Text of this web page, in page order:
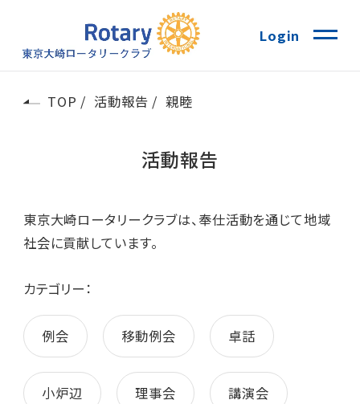
Login
TOP 活動報告 親睦
活動報告
東京大崎ロータリークラブは、奉仕活動を通じて地域
社会に貢献しています。
カテゴリー：
例会 移動例会 卓話
小炉辺 理事会 講演会